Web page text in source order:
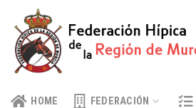
content
HOME FEDERACIÓN